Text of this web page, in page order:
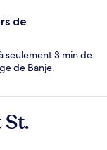
de
seulement 3 min de
de Banje.